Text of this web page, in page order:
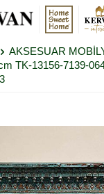
AKSESUAR
TK-13156-7139-